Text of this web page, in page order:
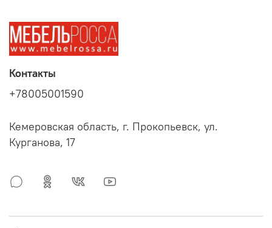
Контакты
+78005001590
Кемеровская область, г. Прокопьевск, ул.
Курганова, 17